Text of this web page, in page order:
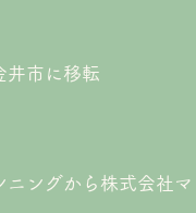
井市に移転
ニングから株式会社